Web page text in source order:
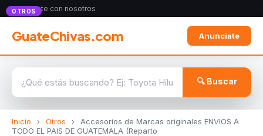
Anunciate con nosotros
GuateChivas.com Anunciate
🔍 Buscar
Inicio › Otros ›
Accesorios de Marcas originales ENVIOS A
TODO EL PAIS DE GUATEMALA (Reparto
OTROS